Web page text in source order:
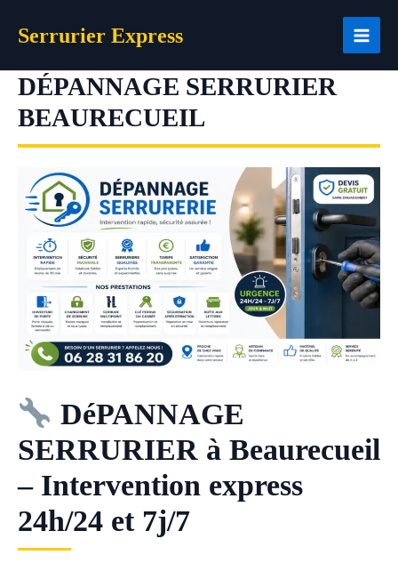
Serrurier Express
DÉPANNAGE SERRURIER
BEAURECUEIL
DéPANNAGE
SERRURIER à Beaurecueil
– Intervention express
24h/24 et 7j/7